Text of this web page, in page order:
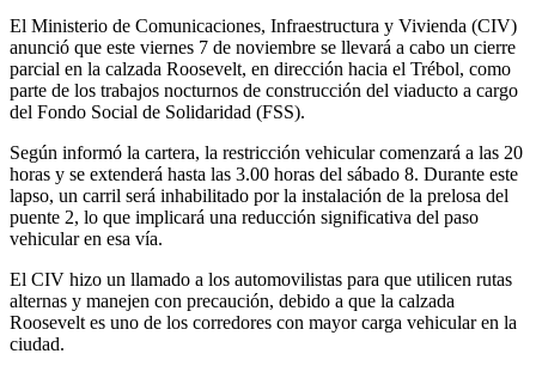
El Ministerio de Comunicaciones, Infraestructura y Vivienda (CIV)
anunció que este viernes 7 de noviembre se llevará a cabo un cierre
parcial en la calzada Roosevelt, en dirección hacia el Trébol, como
parte de los trabajos nocturnos de construcción del viaducto a cargo
del Fondo Social de Solidaridad (FSS).
Según informó la cartera, la restricción vehicular comenzará a las 20
horas y se extenderá hasta las 3.00 horas del sábado 8. Durante este
lapso, un carril será inhabilitado por la instalación de la prelosa del
puente 2, lo que implicará una reducción significativa del paso
vehicular en esa vía.
El CIV hizo un llamado a los automovilistas para que utilicen rutas
alternas y manejen con precaución, debido a que la calzada
Roosevelt es uno de los corredores con mayor carga vehicular en la
ciudad.